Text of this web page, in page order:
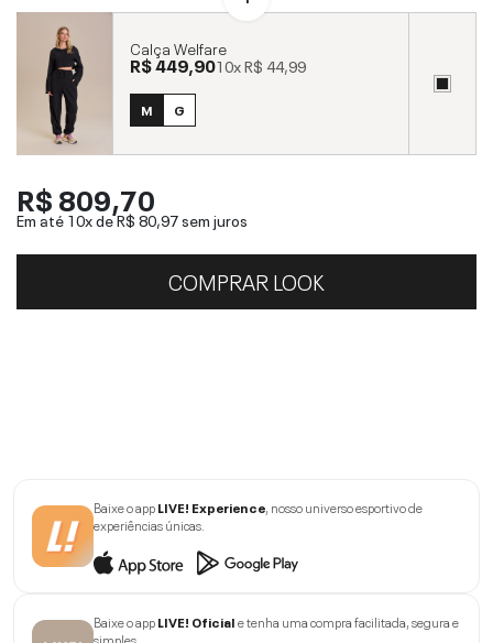
Calça Welfare
R$ 449,9010xR$ 44,99
M G
R$ 809,70
Em até 10x deR$ 80,97sem juros
COMPRAR LOOK
Baixe o appLIVE! Experience, nosso universo esportivo de
experiências únicas.
Baixe o appLIVE! Oficiale tenha uma compra facilitada, segura e
simples.